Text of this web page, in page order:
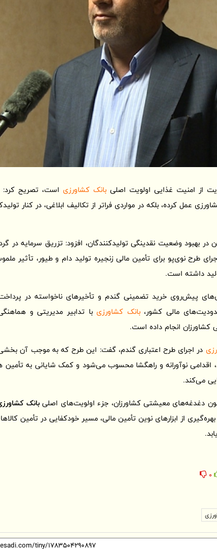
از امنیت غذایی اولویت اصلی بانک کشاورزیاست، تصریح کرد:
عمل کرده، بلکه در مواردی فراتر از تکالیف ابلاغی، در کنار
در بهبود وضعیت نقدینگی تولیدکنندگان، افزود: تزریق سرمایه در
طرح نوی‌پو برای تأمین مالی زنجیره تولید دام و طیور، تأثیر
داشته است.
پیش‌روی خرید تضمینی گندم و تأخیرهای ناخواسته در پرداخت
مالی کشور،بانک کشاورزیبا تدابیر مدیریتی و
کشاورزان انجام داده است.
در اجرای طرح اعتباری گندم، گفت: این طرح که به موجب آن
اقدامی نوآورانه و راهگشا محسوب می‌شود و کمک شایانی به
می‌کند.
دغدغه‌های معیشتی کشاورزان، جزء اولویت‌های اصلیبانک
از ابزارهای نوین تأمین مالی، مسیر خودکفایی در تأمین
0